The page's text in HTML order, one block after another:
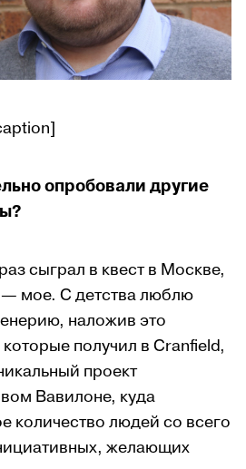
опробовали другие
сыграл в квест в Москве,
— мое. С детства люблю
наложив это
получил в Cranfield,
проект
Вавилоне, куда
количество людей со всего
желающих